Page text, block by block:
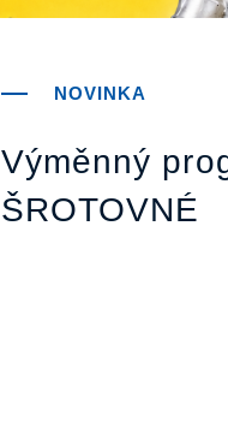
Výměnný
ŠROTOVNÉ